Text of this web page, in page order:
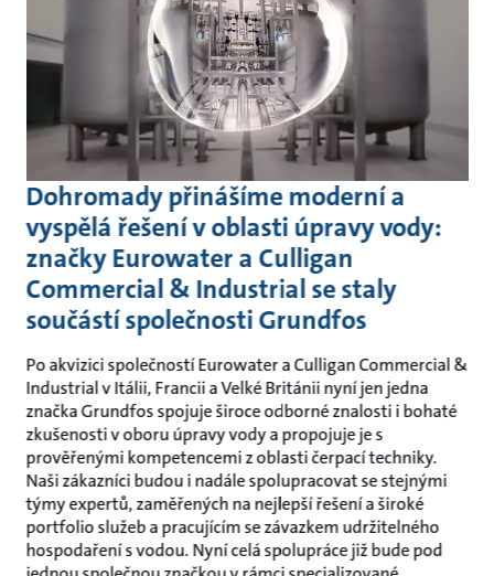
Dohromady přinášíme moderní a
vyspělá řešení v oblasti úpravy vody:
značky Eurowater a Culligan
Commercial & Industrial se staly
součástí společnosti Grundfos
Po akvizici společností Eurowater a Culligan Commercial &
Industrial v Itálii, Francii a Velké Británii nyní jen jedna
značka Grundfos spojuje široce odborné znalosti i bohaté
zkušenosti v oboru úpravy vody a propojuje je s
prověřenými kompetencemi z oblasti čerpací techniky.
Naši zákazníci budou i nadále spolupracovat se stejnými
týmy expertů, zaměřených na nejlepší řešení a široké
portfolio služeb a pracujícím se závazkem udržitelného
hospodaření s vodou. Nyní celá spolupráce již bude pod